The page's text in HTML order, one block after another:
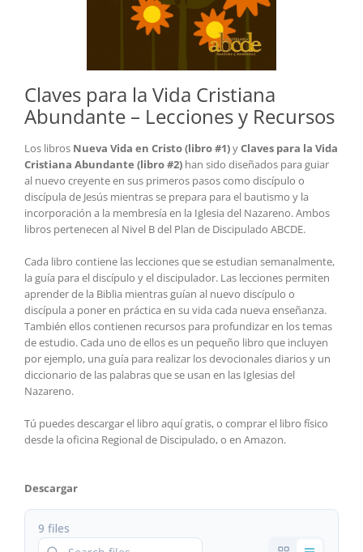
Claves para la Vida Cristiana
Abundante – Lecciones y Recursos
Los libros Nueva Vida en Cristo (libro #1)yClaves para la Vida
Cristiana Abundante (libro #2) han sido diseñados para guiar
al nuevo creyente en sus primeros pasos como discípulo o
discípula de Jesús mientras se prepara para el bautismo y la
incorporación a la membresía en la Iglesia del Nazareno. Ambos
libros pertenecen al Nivel B del Plan de Discipulado ABCDE.
Cada libro contiene las lecciones que se estudian semanalmente,
la guía para el discípulo y el discipulador. Las lecciones permiten
aprender de la Biblia mientras guían al nuevo discípulo o
discípula a poner en práctica en su vida cada nueva enseñanza.
También ellos contienen recursos para profundizar en los temas
de estudio. Cada uno de ellos es un pequeño libro que incluyen
por ejemplo, una guía para realizar los devocionales diarios y un
diccionario de las palabras que se usan en las Iglesias del
Nazareno.
Tú puedes descargar el libro aquí gratis, o comprar el libro físico
desde la oficina Regional de Discipulado, o en Amazon.
Descargar
9 files